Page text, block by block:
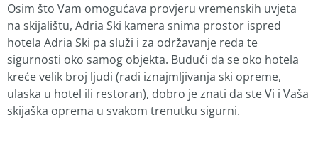
Osim što Vam omogućava provjeru vremenskih uvjeta
na skijalištu, Adria Ski kamera snima prostor ispred
hotela Adria Ski pa služi i za održavanje reda te
sigurnosti oko samog objekta. Budući da se oko hotela
kreće velik broj ljudi (radi iznajmljivanja ski opreme,
ulaska u hotel ili restoran), dobro je znati da ste Vi i Vaša
skijaška oprema u svakom trenutku sigurni.